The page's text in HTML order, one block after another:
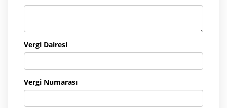
Vergi Dairesi
Vergi Numarası